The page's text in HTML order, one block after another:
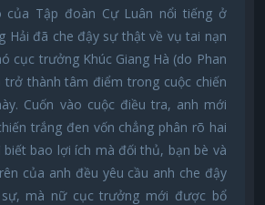
của Tập đoàn Cự Luân nổi tiếng ở
Hải đã che đậy sự thật về vụ tai nạn
cục trưởng Khúc Giang Hà (do Phan
trở thành tâm điểm trong cuộc chiến
Cuốn vào cuộc điều tra, anh mới
trắng đen vốn chẳng phân rõ hai
biết bao lợi ích mà đối thủ, bạn bè và
của anh đều yêu cầu anh che đậy
mà nữ cục trưởng mới được bổ